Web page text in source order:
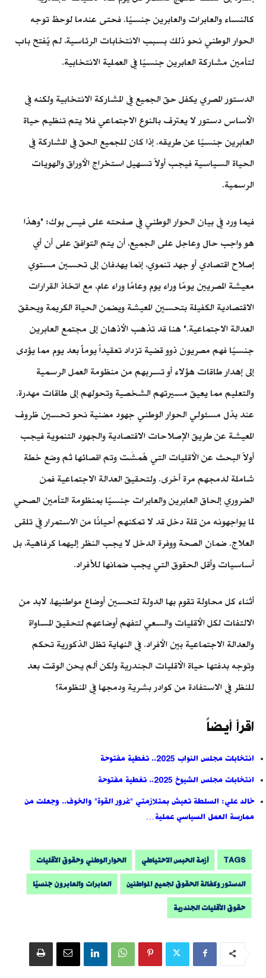
كالنساء والعابرات والعابرين جنسيًا. فحتى عندما لوحظ توجه
الحوار الوطني نحو ذلك بسبب الانتخابات الرئاسية، لم يُفتح باب
لتأمين مشاركة العابرين جنسيًا في العملية الانتخابية.
الدستور المصري يكفل حق الجميع في المشاركة الانتخابية ولكنه في
الأساس دستور لا يعترف بالنوع الاجتماعي فلا يتم تنظيم حياة
العابرين جنسيًا عن طريقه. إذا كان للجميع الحق في المشاركة في
الحياة السياسية فيجب أولاََ تسهيل استخراج الأوراق والهويات
الرسمية.
فيما ورد في بيان الحوار الوطني في صفحته على فيس بوك: "وهذا
هو واجب حال وعاجل على الجميع، أن يتم التوافق على أن أي
إصلاح اقتصادي أو جهد تنموي، إنما يهدفان إلى تحسين مستوي
معيشة المصريين يومًا وراء يوم وعامًا وراء عام، مع اتخاذ القرارات
الاقتصادية الكفيلة بتحسين المعيشة ويضمن الحياة الكريمة ويحقق
العدالة الاجتماعية." هنا قد تذهب الأذهان إلى مجتمع العابرين
جنسيًا فهم مصريون ذوو قضية تزداد تعقيداً يوماًَ بعد يوم مما يؤدى
إلى إهدار طاقات هؤلاء أو تسربهم من منظومة العمل الرسمية
والتعليم مما يعيق مسيرتهم الشخصية وتحولهم إلى طاقات مهدرة.
عند بذل مسئولي الحوار الوطني جهود مضنية نحو تحسين ظروف
المعيشة عن طريق الإصلاحات الاقتصادية والجهود التنموية فيجب
أولاََ البحث عن الأقليات التي هُمشَت وتم اقصائها ثم وضع خطة
شاملة لدمجهم مرة أخرى. ولتحقيق العدالة الاجتماعية فمن
الضروري إلحاق العابرين والعابرات جنسيًا بمنظومة التأمين الصحي
لما يواجهونه من قلة دخل قد لا تمكنهم أحيانًا من الاستمرار في تلقى
العلاج. ضمان الصحة ووفرة الدخل لا يجب النظر إليهما كرفاهية، بل
أساسيات وأقل الحقوق التي يجب ضمانها للأفراد.
أثناء كل محاولة تقوم بها الدولة لتحسين أوضاع مواطنيها، لابد من
الالتفات لكل الأقليات والسعي لتفهم أوضاعهم لتحقيق المساواة
والعدالة الاجتماعية بين الأفراد. في النهاية تظل الذكورية تحكم
وتوجه بدفتها حياة الأقليات الجندرية ولكن ألم يحن الوقت بعد
للنظر في الاستفادة من كوادر بشرية ودمجها في المنظومة؟
اقرأ أيضاً
انتخابات مجلس النواب 2025.. تغطية مفتوحة
انتخابات مجلس الشيوخ 2025.. تغطية مفتوحة
خالد علي: السلطة تعيش بمتلازمتي "غرور القوة" والخوف.. وجعلت من
ممارسة العمل السياسي عملية…
TAGS أزمة الحبس الاحتياطي الحوار الوطني وحقوق الأقليات
الدستور وكفالة الحقوق لجميع المواطنين العابرات والعابرون جنسيًا
حقوق الأقليات الجندرية